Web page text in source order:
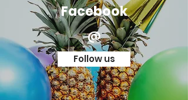
Facebook
@
Follow us